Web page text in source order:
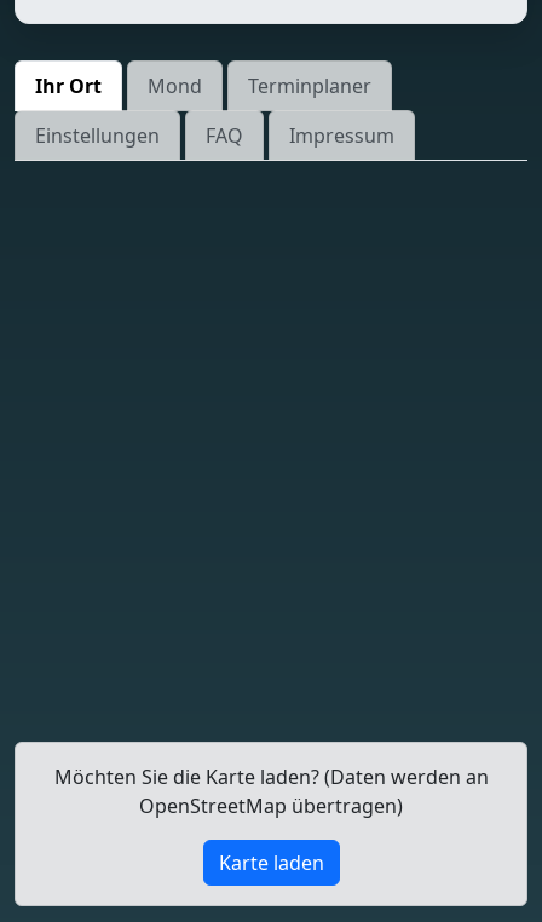
Ihr Ort Mond
Terminplaner
Einstellungen
FAQ Impressum
Möchten Sie die Karte laden? (Daten werden an
OpenStreetMap übertragen)
Karte laden